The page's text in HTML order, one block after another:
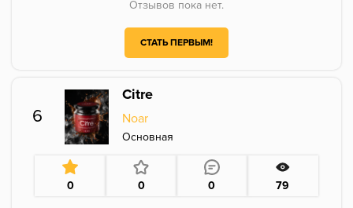
Отзывов пока нет.
СТАТЬ ПЕРВЫМ!
6
Citre
Noar
Основная
0 0 0 79